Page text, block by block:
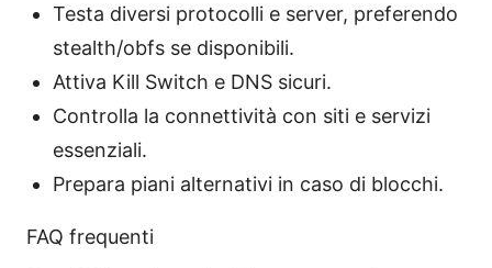
Testa diversi protocolli e server, preferendo
stealth/obfs se disponibili.
Attiva Kill Switch e DNS sicuri.
Controlla la connettività con siti e servizi
essenziali.
Prepara piani alternativi in caso di blocchi.
FAQ frequenti